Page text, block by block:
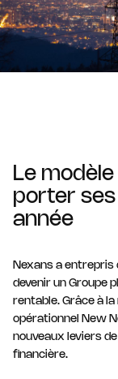
Le
porter
année
Nexans a entrepris
devenir un Groupe
rentable. Grâce à
opérationnel New
nouveaux leviers
financière.